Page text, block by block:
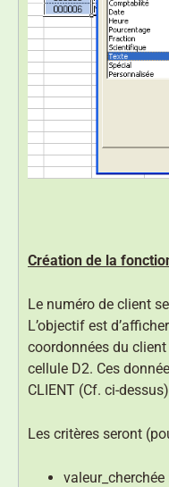
Création de la
Le numéro de client
L’objectif est
coordonnées du
cellule D2. Ces
CLIENT (Cf. ci-dessus)
Les critères seront
valeur_cherchée